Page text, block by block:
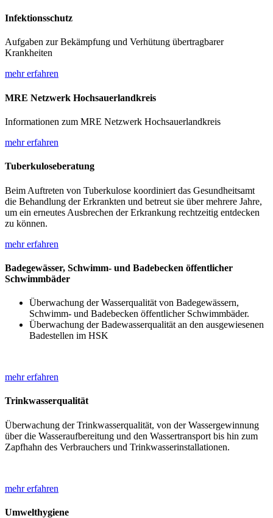
Infektionsschutz
Aufgaben zur Bekämpfung und Verhütung übertragbarer
Krankheiten
mehr erfahren
MRE Netzwerk Hochsauerlandkreis
Informationen zum MRE Netzwerk Hochsauerlandkreis
mehr erfahren
Tuberkuloseberatung
Beim Auftreten von Tuberkulose koordiniert das Gesundheitsamt
die Behandlung der Erkrankten und betreut sie über mehrere Jahre,
um ein erneutes Ausbrechen der Erkrankung rechtzeitig entdecken
zu können.
mehr erfahren
Badegewässer, Schwimm- und Badebecken öffentlicher
Schwimmbäder
Überwachung der Wasserqualität von Badegewässern,
Schwimm- und Badebecken öffentlicher Schwimmbäder.
Überwachung der Badewasserqualität an den ausgewiesenen
Badestellen im HSK
mehr erfahren
Trinkwasserqualität
Überwachung der Trinkwasserqualität, von der Wassergewinnung
über die Wasseraufbereitung und den Wassertransport bis hin zum
Zapfhahn des Verbrauchers und Trinkwasserinstallationen.
mehr erfahren
Umwelthygiene